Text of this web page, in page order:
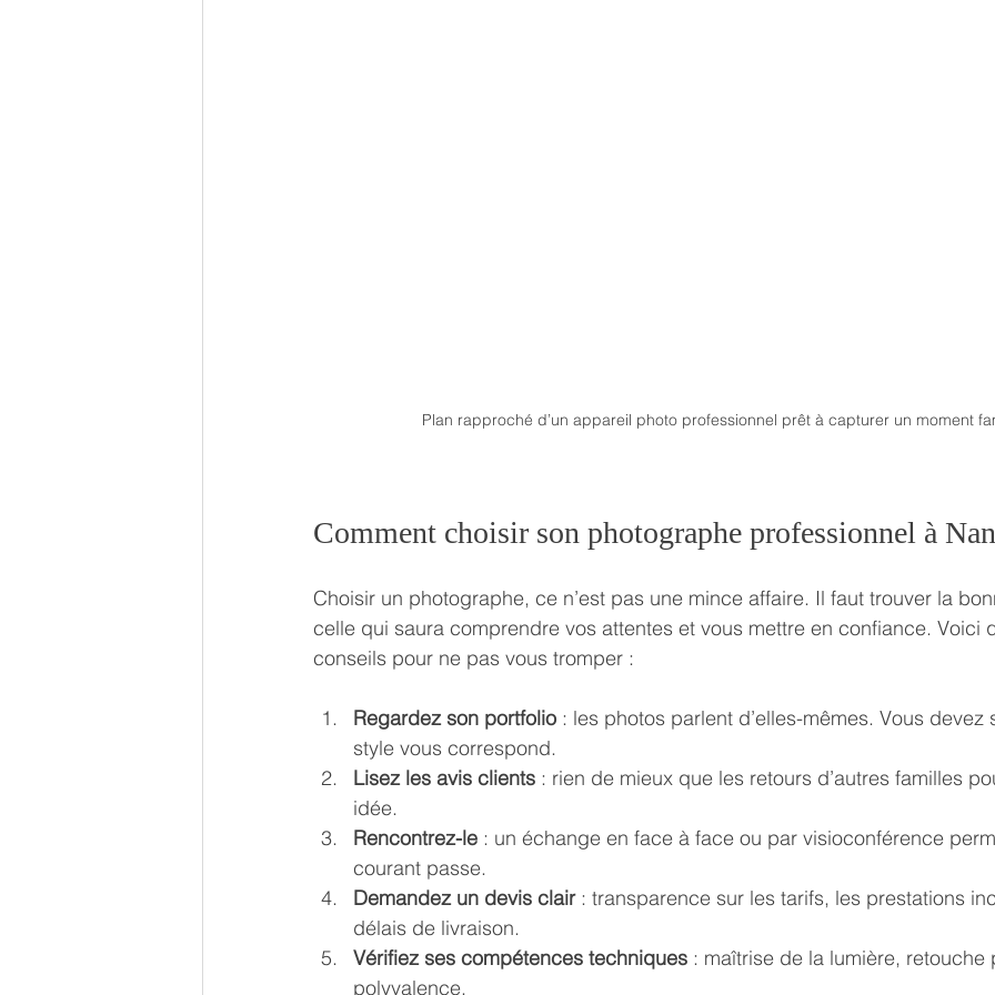
Plan rapproché d’un appareil photo professionnel prêt à capturer un moment
Comment choisir son photographe professionnel à
Choisir un photographe, ce n’est pas une mince affaire. Il faut trouver la
celle qui saura comprendre vos attentes et vous mettre en confiance. Voici
conseils pour ne pas vous tromper :
Regardez son portfolio : les photos parlent d’elles-mêmes. Vous devez
style vous correspond.
Lisez les avis clients : rien de mieux que les retours d’autres familles
idée.
Rencontrez-le : un échange en face à face ou par visioconférence
courant passe.
Demandez un devis clair : transparence sur les tarifs, les prestations
délais de livraison.
Vérifiez ses compétences techniques : maîtrise de la lumière, retouche
polyvalence.